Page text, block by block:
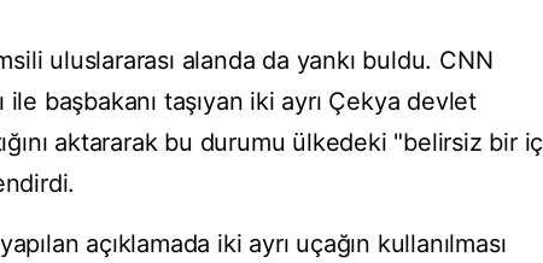
uluslararası alanda da yankı buldu. CNN
başbakanı taşıyan iki ayrı Çekya devlet
aktararak bu durumu ülkedeki "belirsiz bir iç
açıklamada iki ayrı uçağın kullanılması